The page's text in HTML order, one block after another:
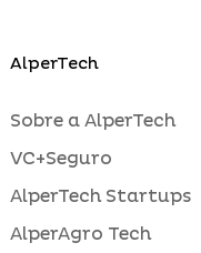
AlperTech
Sobre a AlperTech
VC+Seguro
AlperTech Startups
AlperAgro Tech